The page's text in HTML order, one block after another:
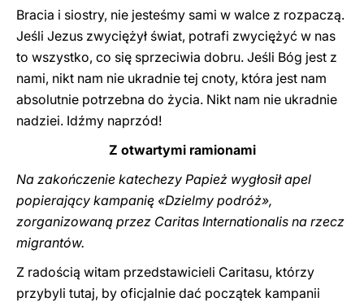
Bracia i siostry, nie jesteśmy sami w walce z rozpaczą.
Jeśli Jezus zwyciężył świat, potrafi zwyciężyć w nas
to wszystko, co się sprzeciwia dobru. Jeśli Bóg jest z
nami, nikt nam nie ukradnie tej cnoty, która jest nam
absolutnie potrzebna do życia. Nikt nam nie ukradnie
nadziei. Idźmy naprzód!
Z otwartymi ramionami
Na zakończenie katechezy Papież wygłosił apel
popierający kampanię «Dzielmy podróż»,
zorganizowaną przez Caritas Internationalis na rzecz
migrantów.
Z radością witam przedstawicieli Caritasu, którzy
przybyli tutaj, by oficjalnie dać początek kampanii